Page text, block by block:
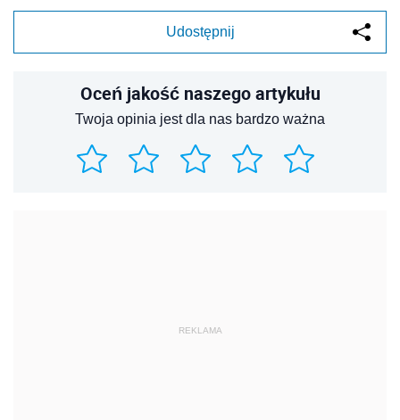
Udostępnij
Oceń jakość naszego artykułu
Twoja opinia jest dla nas bardzo ważna
REKLAMA